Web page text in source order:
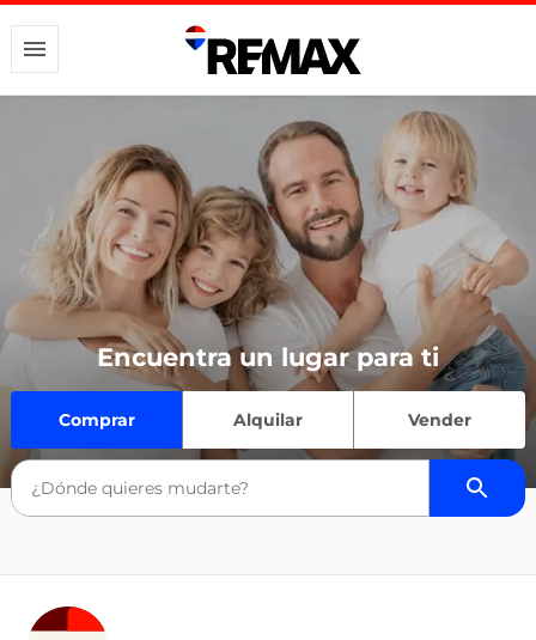
Encuentra un lugar para ti
Comprar Alquilar Vender